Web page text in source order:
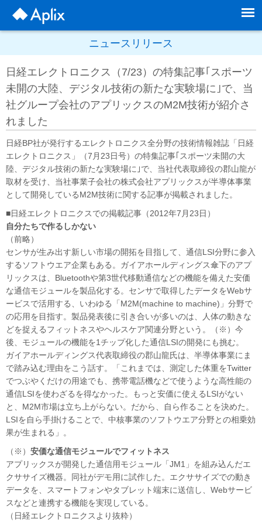
ニュースリリース
日経エレクトロニクス（7/23）の特集記事｢スポーツ
未開の大陸、デジタル技術の新たな実験場に｣で、当
社グループ会社のアプリックスのM2M技術が紹介さ
れました
日経BP社が発行するエレクトロニクス全分野の技術情報雑誌「日経
エレクトロニクス」（7月23日号）の特集記事｢スポーツ未開の大
陸、デジタル技術の新たな実験場に｣で、当社代表取締役の郡山龍が
取材を受け、当社事業子会社の株式会社アプリックスが半導体事業
として開発しているM2M技術に関する記事が掲載されました。
■日経エレクトロニクスでの掲載記事（2012年7月23日）
自分たちで作るしかない
（前略）
センサが生み出す新しい市場の開拓を目指して、通信LSI分野に参入
するソフトウエア企業もある。ガイアホールディングス傘下のアプ
リックスは、Bluetoothや第3世代移動通信などの機能を備えた安価
な通信モジュールを製品化する。センサで取得したデータをWebサ
ービスで活用する、いわゆる「M2M(machine to machine)」分野で
の応用を目指す。製品発表後に引き合いが多いのは、人体の動きな
どを捉えるフィットネスやヘルスケア関連分野という。（※）今
後、モジュールの機能を1チップ化した通信LSIの開発にも挑む。
ガイアホールディングス代表取締役の郡山龍氏は、半導体事業にま
で踏み込む理由をこう話す。「これまでは、測定した体重をTwitter
でつぶやくだけの用途でも、携帯電話機などで使うような高性能の
通信LSIを使わざるを得なかった。もっと安価に使えるLSIがない
と、M2M市場は立ち上がらない。だから、自ら作ることを決めた。
LSIを自ら手掛けることで、中核事業のソフトウエア分野との相乗効
果が生まれる」。
（※） 安価な通信モジュールでフィットネス
アプリックスが開発した通信用モジュール「JM1」を組み込んだエ
クササイズ機器。同社がデモ用に試作した。エクササイズでの動き
データを、スマートフォンやタブレット端末に送信し、Webサービ
スなどと連携する機能を実現している。
（日経エレクトロニクスより抜粋）